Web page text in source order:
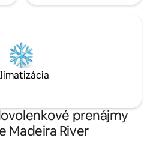
prenájmy
Madeira River